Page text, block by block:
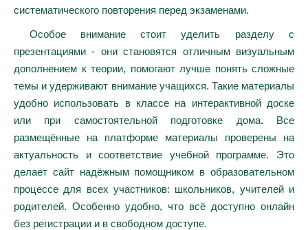
систематического повторения перед экзаменами.
Особое внимание стоит уделить разделу с
презентациями - они становятся отличным визуальным
дополнением к теории, помогают лучше понять сложные
темы и удерживают внимание учащихся. Такие материалы
удобно использовать в классе на интерактивной доске
или при самостоятельной подготовке дома. Все
размещённые на платформе материалы проверены на
актуальность и соответствие учебной программе. Это
делает сайт надёжным помощником в образовательном
процессе для всех участников: школьников, учителей и
родителей. Особенно удобно, что всё доступно онлайн
без регистрации и в свободном доступе.